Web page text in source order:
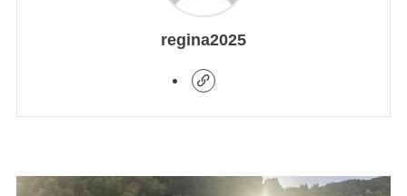
regina2025